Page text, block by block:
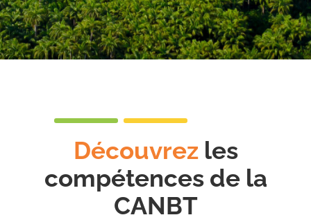
Découvrezles
compétences de la
CANBT